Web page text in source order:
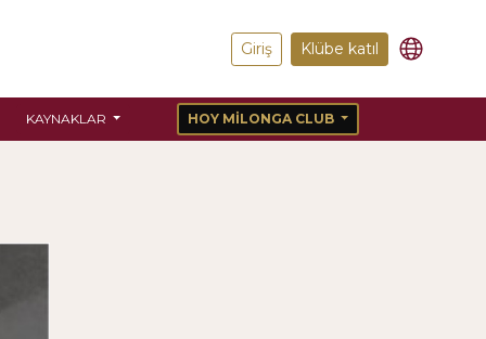
Giriş Klübe katıl
KAYNAKLAR HOY MILONGA CLUB